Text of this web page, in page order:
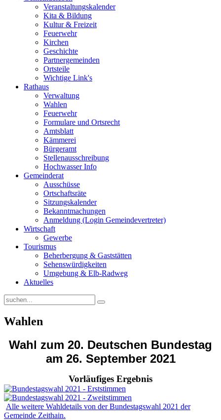
Veranstaltungskalender
Kita & Bildung
Kultur & Freizeit
Feuerwehr
Kirchen
Geschichte
Partnergemeinden
Ortsteile
Wichtige Link's
Rathaus
Verwaltung
Wahlen
Feuerwehr
Formulare und Ortsrecht
Amtsblatt
Kämmerei
Bürgeramt
Stellenausschreibung
Hochwasser Info
Gemeinderat
Ausschüsse
Ortschaftsräte
Sitzungskalender
Bekanntmachungen
Anmeldung (Login Gemeindevertreter)
Wirtschaft
Gewerbe
Tourismus
Beherbergung & Gaststätten
Sehenswürdigkeiten
Umgebung & Elb-Radweg
Aktuelles
Wahlen
Wahl zum 20. Deutschen Bundestag
am 26. September 2021
Vorläufiges Ergebnis
Alle weitere Wahldetails von der Bundestagswahl 2021 der
Gemeinde Zeithain.